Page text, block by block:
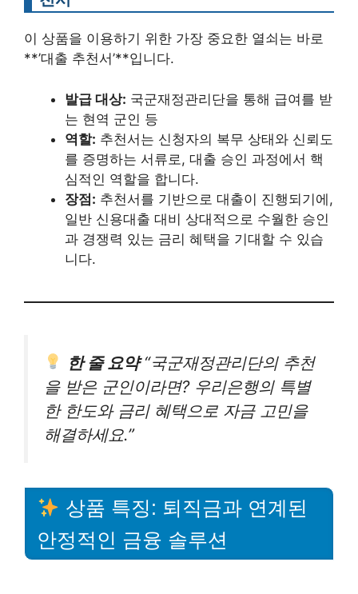
이 상품을 이용하기 위한 가장 중요한 열쇠는 바로
**’대출 추천서’**입니다.
발급 대상: 국군재정관리단을 통해 급여를 받
는 현역 군인 등
역할: 추천서는 신청자의 복무 상태와 신뢰도
를 증명하는 서류로, 대출 승인 과정에서 핵
심적인 역할을 합니다.
장점: 추천서를 기반으로 대출이 진행되기에,
일반 신용대출 대비 상대적으로 수월한 승인
과 경쟁력 있는 금리 혜택을 기대할 수 있습
니다.
한 줄 요약 “국군재정관리단의 추천
을 받은 군인이라면? 우리은행의 특별
한 한도와 금리 혜택으로 자금 고민을
해결하세요.”
상품 특징: 퇴직금과 연계된
안정적인 금융 솔루션